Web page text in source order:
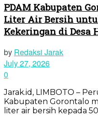
PDAM Kabupaten
Liter Air Bersih
Kekeringan di Desa
by Redaksi Jarak
July 27, 2026
0
Jarak.id, LIMBOTO –
Kabupaten Gorontalo
liter air bersih kepada